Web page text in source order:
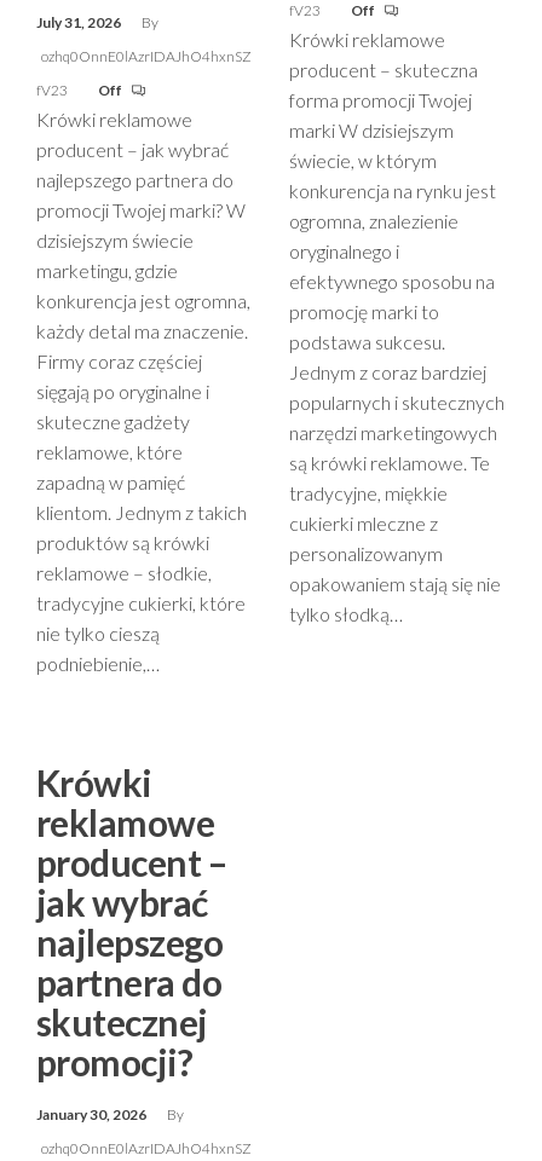
July 31, 2026
By
ozhq0OnnE0lAzrIDAJhO4hxnSZ
fV23
Off
Krówki reklamowe
producent – jak wybrać
najlepszego partnera do
promocji Twojej marki? W
dzisiejszym świecie
marketingu, gdzie
konkurencja jest ogromna,
każdy detal ma znaczenie.
Firmy coraz częściej
sięgają po oryginalne i
skuteczne gadżety
reklamowe, które
zapadną w pamięć
klientom. Jednym z takich
produktów są krówki
reklamowe – słodkie,
tradycyjne cukierki, które
nie tylko cieszą
podniebienie,…
fV23
Off
Krówki reklamowe
producent – skuteczna
forma promocji Twojej
marki W dzisiejszym
świecie, w którym
konkurencja na rynku jest
ogromna, znalezienie
oryginalnego i
efektywnego sposobu na
promocję marki to
podstawa sukcesu.
Jednym z coraz bardziej
popularnych i skutecznych
narzędzi marketingowych
są krówki reklamowe. Te
tradycyjne, miękkie
cukierki mleczne z
personalizowanym
opakowaniem stają się nie
tylko słodką…
Krówki
reklamowe
producent –
jak wybrać
najlepszego
partnera do
skutecznej
promocji?
January 30, 2026
By
ozhq0OnnE0lAzrIDAJhO4hxnSZ